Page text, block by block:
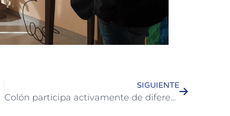
SIGUIENTE
Colón participa activamente de diferentes eventos turísticos en la provincia